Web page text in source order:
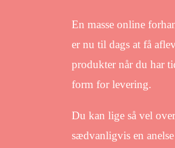
En masse online
er nu til dags at få
produkter når du har
form for levering.
Du kan lige så vel
sædvanligvis en